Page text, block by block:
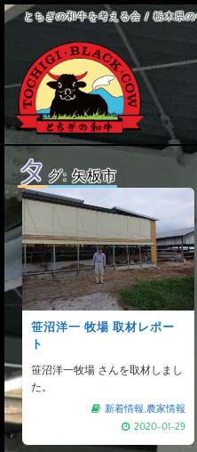
とちぎの和牛を考える会 / 栃木県の
タ グ:矢板市
笹沼洋一 牧場 取材レポー
ト
笹沼洋一牧場 さんを取材しまし
た。
新着情報,農家情報
2020-01-29